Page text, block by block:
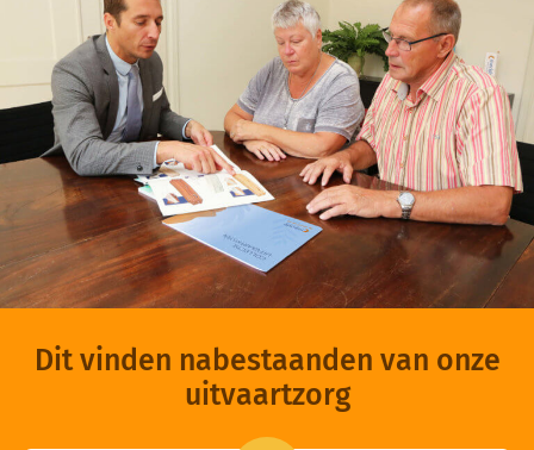
Dit vinden nabestaanden van onze
uitvaartzorg